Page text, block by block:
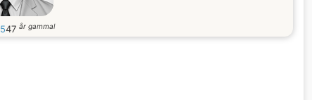
47 år gammal